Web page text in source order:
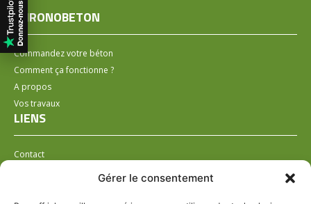
Gérer le consentement
CHRONOBETON
Commandez votre béton
Comment ça fonctionne ?
A propos
Vos travaux
LIENS
Contact